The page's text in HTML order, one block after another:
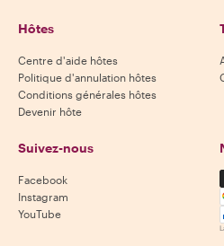
Hôtes
Centre d'aide hôtes
Politique d'annulation hôtes
Conditions générales hôtes
Devenir hôte
Suivez-nous
Facebook
Instagram
YouTube